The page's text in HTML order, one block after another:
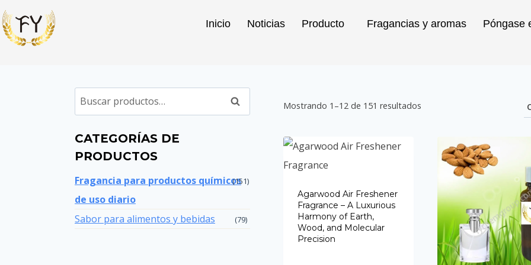
Inicio Noticias Producto Fragancias y aromas
Póngase
Mostrando 1–12 de 151 resultados
Agarwood Air Freshener
Fragrance – A Luxurious
Harmony of Earth,
Wood, and Molecular
Precision
Buscar
CATEGORÍAS DE
PRODUCTOS
Fragancia para productos químicos
de uso diario
(151)
Sabor para alimentos y bebidas (79)